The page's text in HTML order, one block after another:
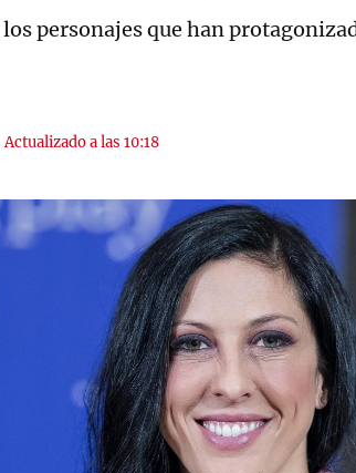
los personajes que han
|Actualizado a las 10:18